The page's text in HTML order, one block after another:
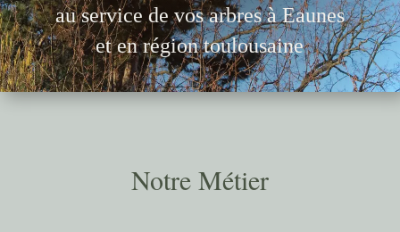
au service de vos arbres àEaunes
et en région toulousaine
Notre Métier